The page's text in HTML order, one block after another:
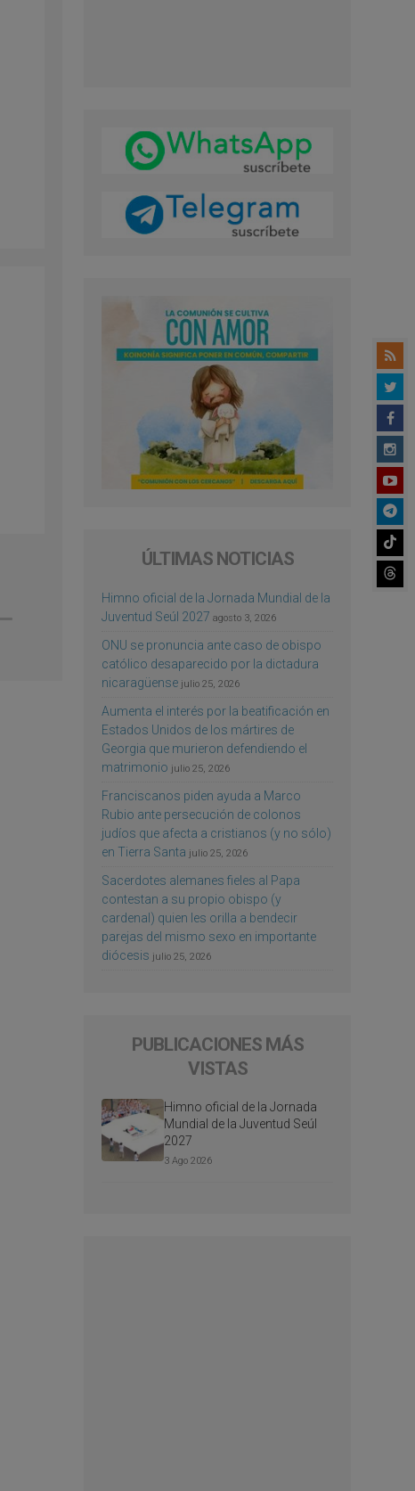
ÚLTIMAS NOTICIAS
Himno oficial de la Jornada Mundial de la
Juventud Seúl 2027 agosto 3, 2026
ONU se pronuncia ante caso de obispo
católico desaparecido por la dictadura
nicaragüense julio 25, 2026
Aumenta el interés por la beatificación en
Estados Unidos de los mártires de
Georgia que murieron defendiendo el
matrimonio julio 25, 2026
Franciscanos piden ayuda a Marco
Rubio ante persecución de colonos
judíos que afecta a cristianos (y no sólo)
en Tierra Santa julio 25, 2026
Sacerdotes alemanes fieles al Papa
contestan a su propio obispo (y
cardenal) quien les orilla a bendecir
parejas del mismo sexo en importante
diócesis julio 25, 2026
PUBLICACIONES MÁS
VISTAS
Himno oficial de la Jornada
Mundial de la Juventud Seúl
2027
3 Ago 2026